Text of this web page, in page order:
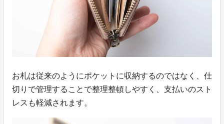
お札は従来のようにポケットに収納するのではなく、仕
切りで管理することで整理整頓しやすく、支払いのスト
レスも軽減されます。